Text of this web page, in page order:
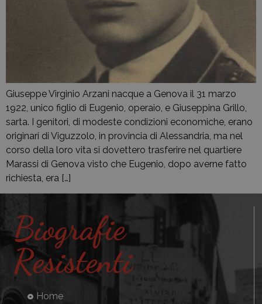
Giuseppe Virginio Arzani nacque a Genova il 31 marzo
1922, unico figlio di Eugenio, operaio, e Giuseppina Grillo,
sarta. I genitori, di modeste condizioni economiche, erano
originari di Viguzzolo, in provincia di Alessandria, ma nel
corso della loro vita si dovettero trasferire nel quartiere
Marassi di Genova visto che Eugenio, dopo averne fatto
richiesta, era […]
Biografie
Resistenti
Home